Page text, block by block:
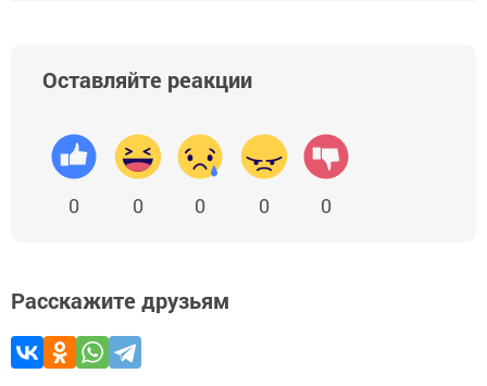
Оставляйте реакции
0 0 0 0 0
Расскажите друзьям